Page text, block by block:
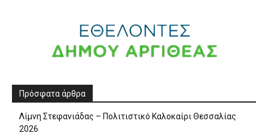
Πρόσφατα άρθρα
Λίμνη Στεφανιάδας – Πολιτιστικό Καλοκαίρι Θεσσαλίας
2026